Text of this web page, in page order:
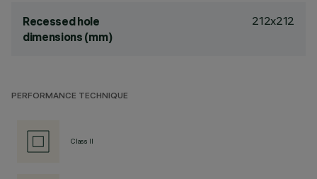
Recessed hole
dimensions (mm)
212x212
PERFORMANCE TECHNIQUE
Class II